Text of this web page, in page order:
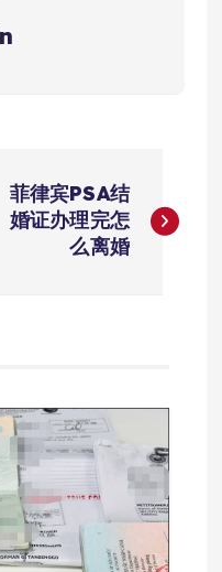
菲律宾PSA结
婚证办理完怎
么离婚